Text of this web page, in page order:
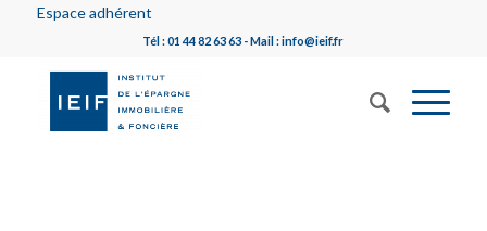
Espace adhérent
Tél : 01 44 82 63 63 - Mail : info@ieif.fr